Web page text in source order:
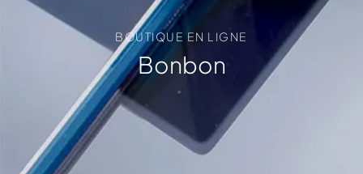
BOUTIQUE EN LIGNE
Bonbon